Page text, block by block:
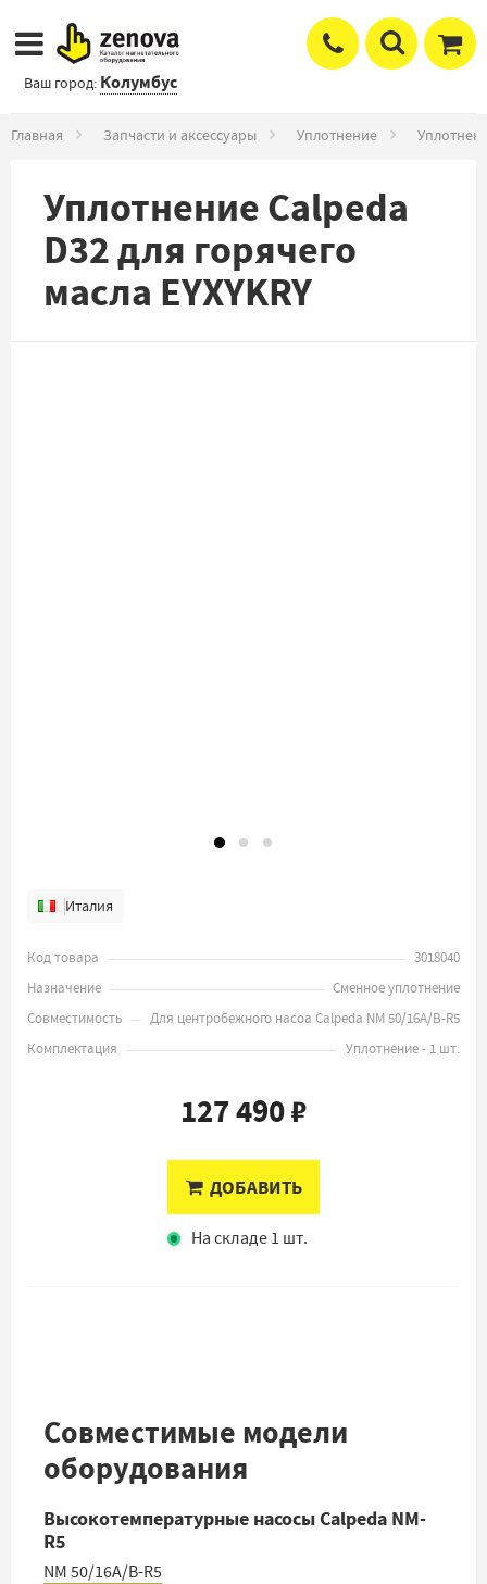
Ваш город: Колумбус
Главная Запчасти и аксессуары Уплотнение
Уплотнение Calpeda
D32 для горячего
масла EYXYKRY
Италия
Код товара
3018040
Назначение
Сменное уплотнение
Совместимость
Для центробежного насоа Calpeda NM 50/16A/B-R5
Комплектация
Уплотнение - 1 шт.
127 490 ₽
ДОБАВИТЬ
На складе 1 шт.
Совместимые модели
оборудования
Высокотемпературные насосы Calpeda NM-
R5
NM 50/16A/B-R5